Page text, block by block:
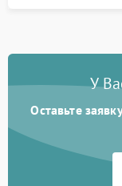
У
Оставьте